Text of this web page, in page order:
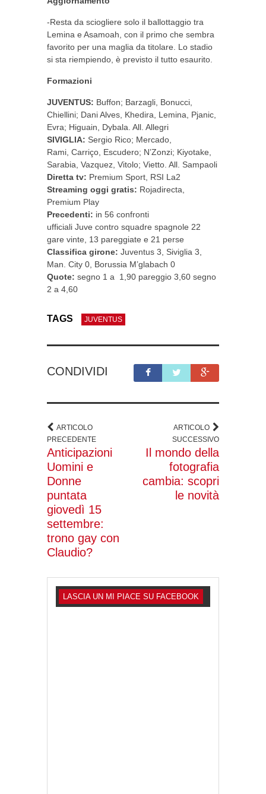
-Resta da sciogliere solo il ballottaggio tra
Lemina e Asamoah, con il primo che sembra
favorito per una maglia da titolare. Lo stadio
si sta riempiendo, è previsto il tutto esaurito.
Formazioni
JUVENTUS: Buffon; Barzagli, Bonucci,
Chiellini; Dani Alves, Khedira, Lemina, Pjanic,
Evra; Higuain, Dybala. All. Allegri
SIVIGLIA: Sergio Rico; Mercado,
Rami, Carriço, Escudero; N’Zonzi; Kiyotake,
Sarabia, Vazquez, Vitolo; Vietto. All. Sampaoli
Diretta tv: Premium Sport, RSI La2
Streaming oggi gratis: Rojadirecta,
Premium Play
Precedenti: in 56 confronti
ufficiali Juve contro squadre spagnole 22
gare vinte, 13 pareggiate e 21 perse
Classifica girone: Juventus 3, Siviglia 3,
Man. City 0, Borussia M’glabach 0
Quote: segno 1 a 1,90 pareggio 3,60 segno
2 a 4,60
TAGS JUVENTUS
CONDIVIDI
ARTICOLO
PRECEDENTE
Anticipazioni
Uomini e
Donne
puntata
giovedì 15
settembre:
trono gay con
Claudio?
ARTICOLO
SUCCESSIVO
Il mondo della
fotografia
cambia: scopri
le novità
LASCIA UN MI PIACE SU FACEBOOK